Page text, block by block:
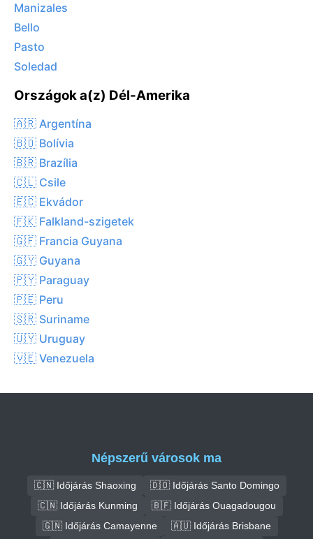
Manizales
Bello
Pasto
Soledad
Országok a(z) Dél-Amerika
🇦🇷 Argentína
🇧🇴 Bolívia
🇧🇷 Brazília
🇨🇱 Csile
🇪🇨 Ekvádor
🇫🇰 Falkland-szigetek
🇬🇫 Francia Guyana
🇬🇾 Guyana
🇵🇾 Paraguay
🇵🇪 Peru
🇸🇷 Suriname
🇺🇾 Uruguay
🇻🇪 Venezuela
Népszerű városok ma
🇨🇳 Időjárás Shaoxing
🇩🇴 Időjárás Santo Domingo
🇨🇳 Időjárás Kunming
🇧🇫 Időjárás Ouagadougou
🇬🇳 Időjárás Camayenne
🇦🇺 Időjárás Brisbane